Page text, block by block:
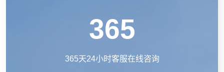
365
365天24小时客服在线咨询